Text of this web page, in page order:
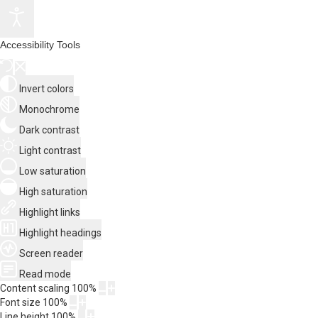
Accessibility Tools
Invert colors
Monochrome
Dark contrast
Light contrast
Low saturation
High saturation
Highlight links
Highlight headings
Screen reader
Read mode
Content scaling 100%
Font size 100%